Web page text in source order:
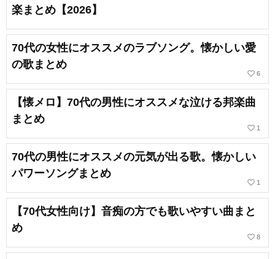
楽まとめ【2026】
70代の女性にオススメのラブソング。懐かしい愛
の歌まとめ
favorite_border 6
【懐メロ】70代の男性にオススメな泣ける邦楽曲
まとめ
favorite_border 1
70代の男性にオススメの元気が出る歌。懐かしい
パワーソングまとめ
favorite_border 1
【70代女性向け】音痴の方でも歌いやすい曲まと
め
favorite_border 8